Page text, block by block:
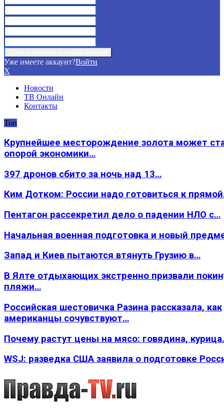
Уже имеете аккаунт?Войти
X
Новости
ТВ Онлайн
Контакты
Топ
Крупнейшее месторождение золота может
опорой экономики…
397 дронов сбито за ночь над 13…
Ким Дотком: России надо готовиться к
Пентагон рассекретил дело о падении НЛО с…
Начальная военная подготовка и новый
Запад и Киев пытаются втянуть Грузию в…
В Ялте отдыхающих экстренно призвали
пляжи…
Российская шестовичка Разина рассказала, как
американцы сочувствуют…
Почему растут цены на мясо: говядина,
WSJ: разведка США заявила о подготовке